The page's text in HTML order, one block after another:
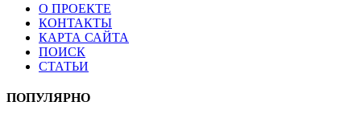
О ПРОЕКТЕ
КОНТАКТЫ
КАРТА САЙТА
ПОИСК
СТАТЬИ
ПОПУЛЯРНО